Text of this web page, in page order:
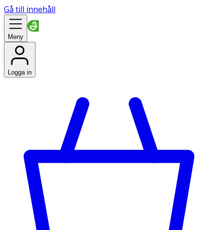
Gå till innehåll
Meny
Logga in